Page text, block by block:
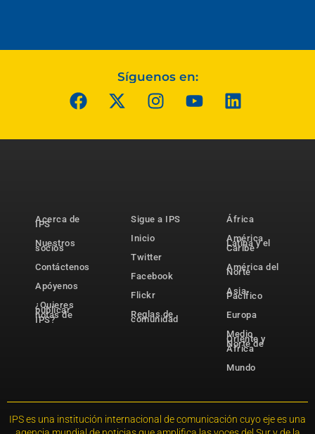
Síguenos en:
Acerca de
IPS
Nuestros
socios
Contáctenos
Apóyenos
¿Quieres
publicar
notas de
IPS?
Sigue a IPS
Inicio
Twitter
Facebook
Flickr
Reglas de
comunidad
África
América
Latina y el
Caribe
América del
Norte
Asia-
Pacífico
Europa
Medio
Oriente y
Norte de
África
Mundo
IPS es una institución internacional de comunicación cuyo eje es una